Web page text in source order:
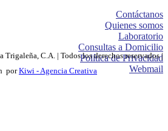
Contáctanos
Quienes somos
Laboratorio
Consultas a Domicilio
Política de Privacidad
Webmail
C.A. | Todos los derechos reservados |
porKiwi - Agencia Creativa